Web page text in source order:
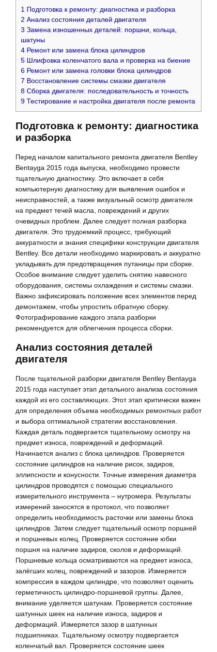
1 Подготовка к ремонту: диагностика и разборка
2 Анализ состояния деталей двигателя
3 Замена изношенных деталей: поршни, кольца,
шатуны
4 Ремонт или замена блока цилиндров
5 Шлифовка коленчатого вала и проверка на биение
6 Ремонт или замена головки блока цилиндров
7 Восстановление системы смазки двигателя
8 Сборка двигателя: последовательность и точность
9 Тестирование и настройка двигателя после ремонта
Подготовка к ремонту: диагностика
и разборка
Перед началом капитального ремонта двигателя Bentley
Bentayga 2015 года выпуска, необходимо провести
тщательную диагностику. Это включает в себя
компьютерную диагностику для выявления ошибок и
неисправностей, а также визуальный осмотр двигателя
на предмет течей масла, повреждений и других
очевидных проблем. Далее следует полная разборка
двигателя. Это трудоемкий процесс, требующий
аккуратности и знания специфики конструкции двигателя
Bentley. Все детали необходимо маркировать и аккуратно
укладывать для предотвращения путаницы при сборке.
Особое внимание следует уделить снятию навесного
оборудования, системы охлаждения и системы смазки.
Важно зафиксировать положение всех элементов перед
демонтажем, чтобы упростить обратную сборку.
Фотографирование каждого этапа разборки
рекомендуется для облегчения процесса сборки.
Анализ состояния деталей
двигателя
После тщательной разборки двигателя Bentley Bentayga
2015 года наступает этап детального анализа состояния
каждой из его составляющих. Этот этап критически важен
для определения объема необходимых ремонтных работ
и выбора оптимальной стратегии восстановления.
Каждая деталь подвергается тщательному осмотру на
предмет износа, повреждений и деформаций.
Начинается анализ с блока цилиндров. Проверяется
состояние цилиндров на наличие рисок, задиров,
эллипсности и конусности. Точные измерения диаметра
цилиндров проводятся с помощью специального
измерительного инструмента – нутромера. Результаты
измерений заносятся в протокол, что позволяет
определить необходимость расточки или замены блока
цилиндров. Затем следует тщательный осмотр поршней
и поршневых колец. Проверяется состояние юбки
поршня на наличие задиров, сколов и деформаций.
Поршневые кольца осматриваются на предмет износа,
залёгших колец, повреждений и зазоров. Измеряется
компрессия в каждом цилиндре, что позволяет оценить
герметичность цилиндро-поршневой группы. Далее,
внимание уделяется шатунам. Проверяется состояние
шатунных шеек на наличие износа, задиров и
деформаций. Измеряется зазор в шатунных
подшипниках. Тщательному осмотру подвергается
коленчатый вал. Проверяется состояние шеек